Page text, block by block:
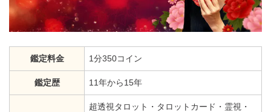
鑑定料金 1分350コイン
鑑定歴 11年から15年
超透視タロット・タロットカード・霊視・